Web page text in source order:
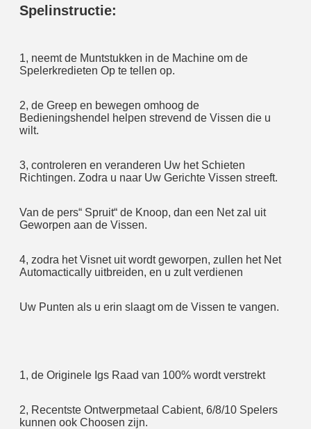
Spelinstructie:
1, neemt de Muntstukken in de Machine om de
Spelerkredieten Op te tellen op.
2, de Greep en bewegen omhoog de
Bedieningshendel helpen strevend de Vissen die u
wilt.
3, controleren en veranderen Uw het Schieten
Richtingen. Zodra u naar Uw Gerichte Vissen streeft.
Van de pers“ Spruit“ de Knoop, dan een Net zal uit
Geworpen aan de Vissen.
4, zodra het Visnet uit wordt geworpen, zullen het Net
Automactically uitbreiden, en u zult verdienen
Uw Punten als u erin slaagt om de Vissen te vangen.
1, de Originele Igs Raad van 100% wordt verstrekt
2, Recentste Ontwerpmetaal Cabient, 6/8/10 Spelers
kunnen ook Choosen zijn.